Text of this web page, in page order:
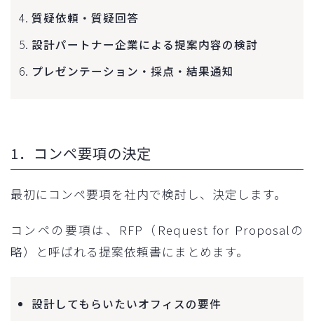
質疑依頼・質疑回答
設計パートナー企業による提案内容の検討
プレゼンテーション・採点・結果通知
1．コンペ要項の決定
最初にコンペ要項を社内で検討し、決定します。
コンペの要項は、RFP（Request for Proposalの
略）と呼ばれる提案依頼書にまとめます。
設計してもらいたいオフィスの要件